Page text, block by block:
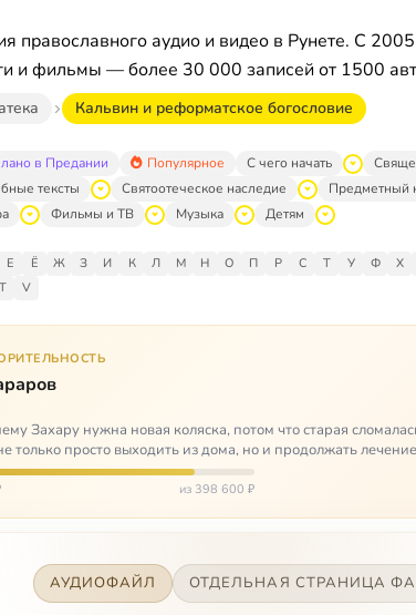
православного аудио и видео в Рунете. С
и фильмы — более 30 000 записей от 1500
Кальвин и реформатское богословие
в Предании Популярное С чего начать
тексты
Святоотеческое наследие
Предметный
Фильмы и ТВ Музыка Детям
Е Ё Ж З И К Л М Н О П Р С Т У Ф Х
T V
Захару нужна новая коляска, потом что старая
только просто выходить из дома, но и продолжать
центр…
из 398 600 ₽
АУДИОФАЙЛ ОТДЕЛЬНАЯ СТРАНИЦА